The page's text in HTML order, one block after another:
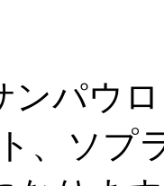
ンパウ
、ソプ